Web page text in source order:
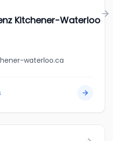
Kitchener-Waterloo
waterloo.ca